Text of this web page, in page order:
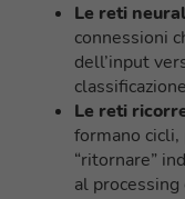
Le reti
connessioni
dell’input
Le reti
formano
“ritornare”
al